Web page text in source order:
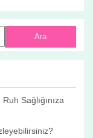
Sağlığınıza